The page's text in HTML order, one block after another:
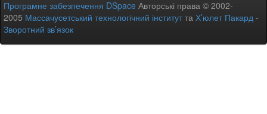
Програмне забезпечення DSpace Авторські права © 2002-
2005 Массачусетський технологічний інститутта Х’юлет Пакард -
Зворотний зв’язок